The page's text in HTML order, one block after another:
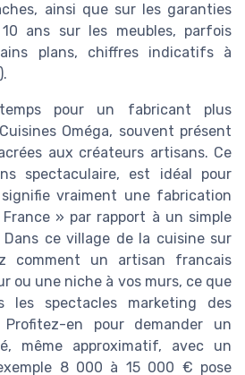
ainsi que sur les garanties
10 ans sur les meubles, parfois
plans, chiffres indicatifs à
pour un fabricant plus
Oméga, souvent présent
aux créateurs artisans. Ce
spectaculaire, est idéal pour
vraiment une fabrication
» par rapport à un simple
Dans ce village de la cuisine sur
comment un artisan francais
ou une niche à vos murs, ce que
les spectacles marketing des
Profitez-en pour demander un
même approximatif, avec un
8 000 à 15 000 € pose